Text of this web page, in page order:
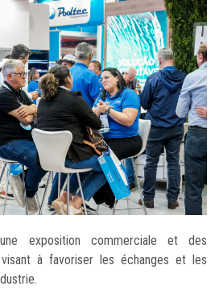
exposition commerciale et des
à favoriser les échanges et les